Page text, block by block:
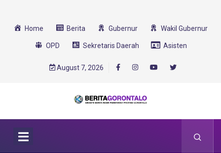
Home Berita Gubernur Wakil Gubernur
OPD Sekretaris Daerah Asisten
August 7, 2026